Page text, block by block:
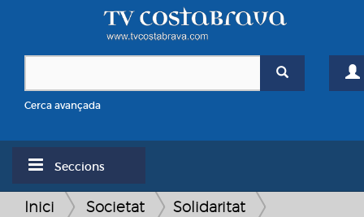
Cerca avançada
Seccions
Inici Societat Solidaritat